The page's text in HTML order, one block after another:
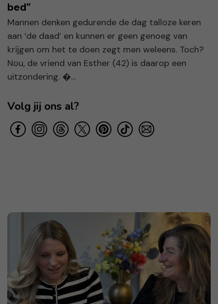
bed”
Mannen denken gedurende de dag talloze keren
aan ‘de daad’ en kunnen er geen genoeg van
krijgen om het te doen zegt men weleens. Toch?
Nou, de vriend van Esther (42) is daarop een
uitzondering. �...
Volg jij ons al?